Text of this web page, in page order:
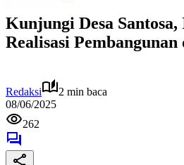
Kunjungi Desa
Realisasi Pembangunan
Redaksi
2 min baca
08/06/2025
262